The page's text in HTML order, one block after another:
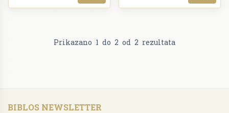
Prikazano 1 do 2 od 2 rezultata
BIBLOS NEWSLETTER